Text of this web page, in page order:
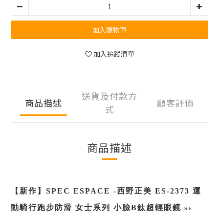
加入購物車
加入追蹤清單
商品描述
送貨及付款方
式
顧客評價
商品描述
【新作】 SPEC ESPACE -西野正美 ES-2373 運
動騎行跑步防滑 女士系列 小臉B鈦超輕眼鏡 SE